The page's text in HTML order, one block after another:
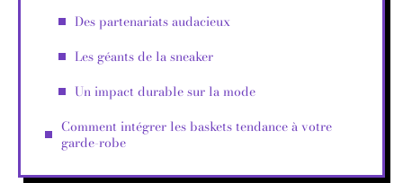
Des partenariats audacieux
Les géants de la sneaker
Un impact durable sur la mode
Comment intégrer les baskets tendance à votre
garde-robe